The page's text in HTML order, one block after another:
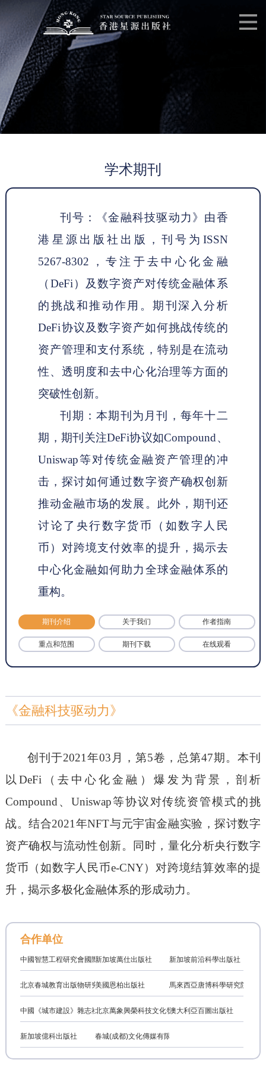
学术期刊
刊号：《金融科技驱动力》由香
港星源出版社出版，刊号为 ISSN
5267-8302，专注于去中心化金融
（DeFi）及数字资产对传统金融体系
的挑战和推动作用。期刊深入分析
DeFi协议及数字资产如何挑战传统的
资产管理和支付系统，特别是在流动
性、透明度和去中心化治理等方面的
突破性创新。
刊期：本期刊为月刊，每年十二
期，期刊关注DeFi协议如Compound、
Uniswap等对传统金融资产管理的冲
击，探讨如何通过数字资产确权创新
推动金融市场的发展。此外，期刊还
讨论了央行数字货币（如数字人民
币）对跨境支付效率的提升，揭示去
中心化金融如何助力全球金融体系的
重构。
期刊介绍 关于我们 作者指南
重点和范围 期刊下载 在线观看
《金融科技驱动力》
创刊于2021年03月，第5卷，总第47期。本刊
以DeFi（去中心化金融）爆发为背景，剖析
Compound、Uniswap等协议对传统资管模式的挑
战。结合2021年NFT与元宇宙金融实验，探讨数字
资产确权与流动性创新。同时，量化分析央行数字
货币（如数字人民币e-CNY）对跨境结算效率的提
升，揭示多极化金融体系的形成动力。
合作单位
中國智慧工程研究會國際學術交流專業委員會
新加坡萬仕出版社 新加坡前沿科學出版社
北京春城教育出版物研究中心美國恩柏出版社 馬來西亞唐博科學研究院
中國《城市建設》雜志社北京萬象興榮科技文化發展有限公司
澳大利亞百圖出版社
新加坡億科出版社 春城(成都)文化傳媒有限公司